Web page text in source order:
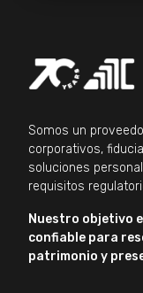
Somos un
corporativos,
soluciones
requisitos
Nuestro objetivo
confiable para
patrimonio y